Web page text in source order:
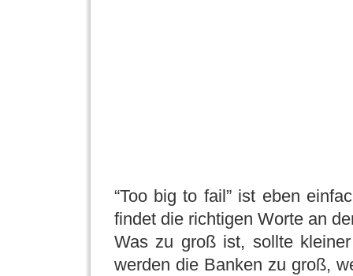
“Too big to fail” ist eben
findet die richtigen Worte an
Was zu groß ist, sollte
werden die Banken zu groß,